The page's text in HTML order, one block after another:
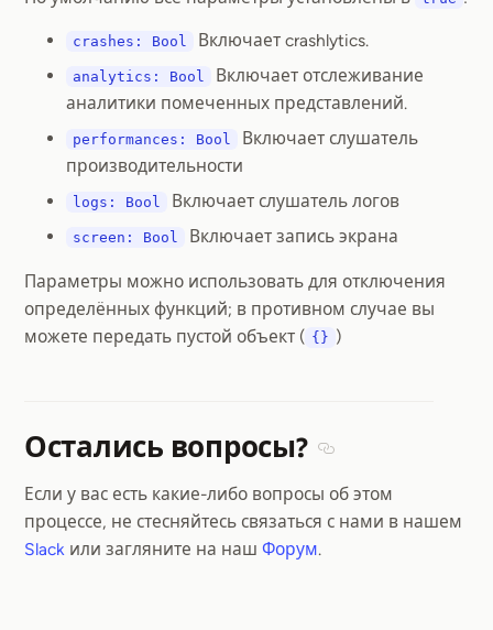
crashes: Bool Включает crashlytics.
analytics: Bool
Включает отслеживание
аналитики помеченных представлений.
performances: Bool
Включает слушатель
производительности
logs: Bool Включает слушатель логов
screen: Bool Включает запись экрана
Параметры можно использовать для отключения
определённых функций; в противном случае вы
можете передать пустой объект ( {} )
Остались вопросы?
Если у вас есть какие-либо вопросы об этом
процессе, не стесняйтесь связаться с нами в нашем
Slack или загляните на наш Форум.